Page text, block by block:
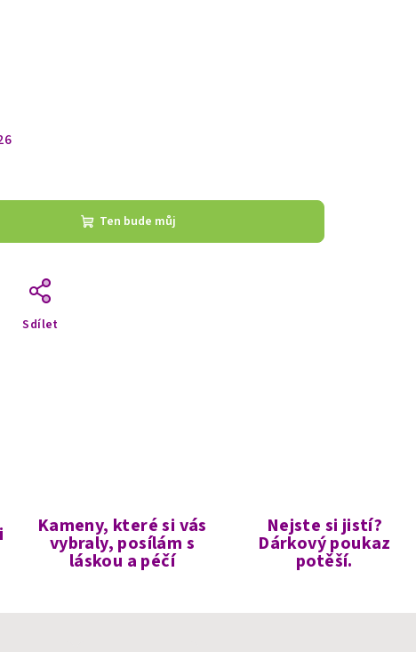
Ten bude můj
Sdílet
Kameny, které si vás
vybraly, posílám s
láskou a péčí
Nejste si jistí?
Dárkový poukaz
potěší.